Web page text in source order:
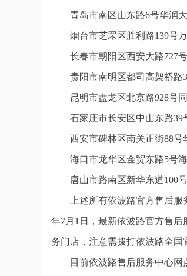
青岛市南区山东路6号华润
烟台市芝罘区胜利路139号
长春市朝阳区西安大路727
贵阳市南明区都司高架桥路
昆明市盘龙区北京路928号
石家庄市长安区中山东路39
西安市碑林区南关正街88号
海口市龙华区金贸东路5号
唐山市路南区新华东道100
上述所有依波路官方售后
年7月1日，最新依波路官方售
务门店，注意需拨打依波路全国
目前依波路售后服务中心